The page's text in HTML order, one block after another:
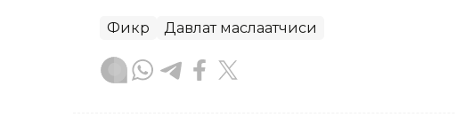
Фикр Давлат маслаҳатчиси